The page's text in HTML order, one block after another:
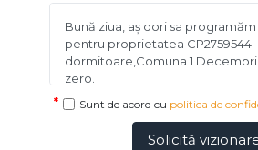
Sunt de acord cu politica de
Solicită